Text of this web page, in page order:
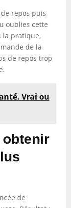
repos puis
oublies cette
la pratique,
de la
de repos trop
Vrai ou
obtenir
de